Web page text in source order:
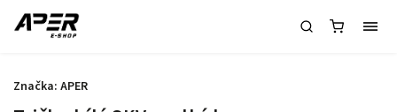
Značka: APER